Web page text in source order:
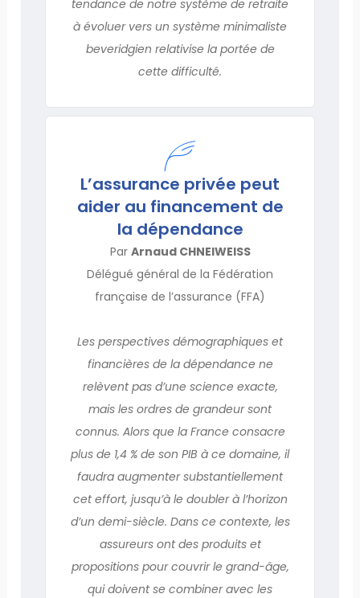
tendance de notre système de retraite
à évoluer vers un système minimaliste
beveridgien relativise la portée de
cette difficulté.
L’assurance privée peut
aider au financement de
la dépendance
Par Arnaud CHNEIWEISS
Délégué général de la Fédération
française de l’assurance (FFA)
Les perspectives démographiques et
financières de la dépendance ne
relèvent pas d’une science exacte,
mais les ordres de grandeur sont
connus. Alors que la France consacre
plus de 1,4 % de son PIB à ce domaine, il
faudra augmenter substantiellement
cet effort, jusqu’à le doubler à l’horizon
d’un demi-siècle. Dans ce contexte, les
assureurs ont des produits et
propositions pour couvrir le grand-âge,
qui doivent se combiner avec les